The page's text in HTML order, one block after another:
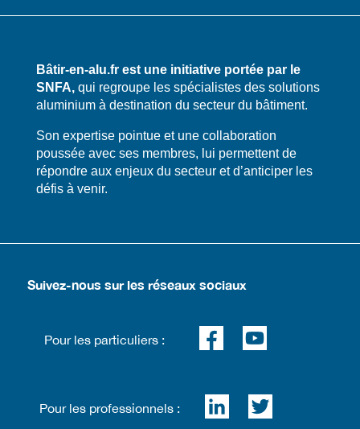
Bâtir-en-alu.fr est une initiative portée par le
SNFA,qui regroupe les spécialistes des solutions
aluminium à destination du secteur du bâtiment.
​​Son expertise pointue et une collaboration
poussée avec ses membres, lui permettent de
répondre aux enjeux du secteur et d’anticiper les
défis à venir.
Suivez-nous sur les réseaux sociaux
Pour les particuliers :
Pour les professionnels :